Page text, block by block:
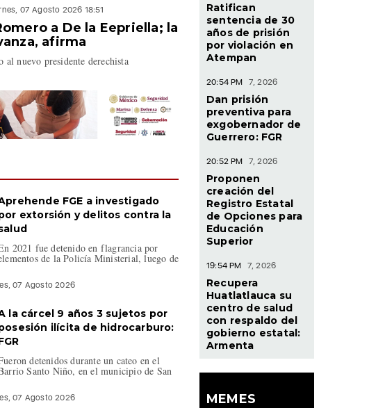
07 Agosto 2026 18:51
a De la Eepriella; la
afirma
al nuevo presidente derechista
FGE a investigado
extorsión y delitos contra la
2021 fue detenido en flagrancia por
de la Policía Ministerial, luego de
07 Agosto 2026
la cárcel 9 años 3 sujetos por
ilícita de hidrocarburo:
detenidos durante un cateo en el
Santo Niño, en el municipio de San
07 Agosto 2026
Ratifican
sentencia de 30
años de prisión
por violación en
Atempan
20:54 PM 7, 2026
Dan prisión
preventiva para
exgobernador de
Guerrero: FGR
20:52 PM 7, 2026
Proponen
creación del
Registro Estatal
de Opciones para
Educación
Superior
19:54 PM 7, 2026
Recupera
Huatlatlauca su
centro de salud
con respaldo del
gobierno estatal:
Armenta
MEMES